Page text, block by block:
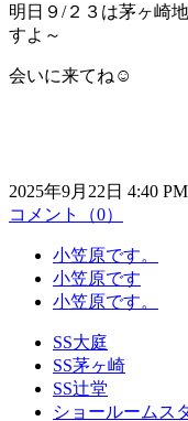
明日９/２３は茅ヶ崎
すよ～
会いに来てね☺
2025年9月22日 4:40
コメント（0）
小笠原です。
小笠原です
小笠原です。
SS大庭
SS茅ヶ崎
SS辻堂
ショールームス